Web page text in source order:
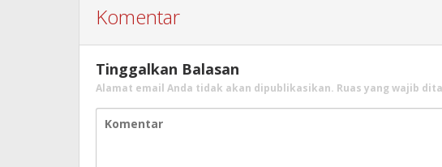
Komentar
Tinggalkan Balasan
Alamat email Anda tidak akan dipublikasikan. Ruas yang wajib